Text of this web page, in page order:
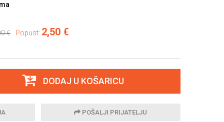
€ Popust: 2,50 €
DODAJ U KOŠARICU
POŠALJI PRIJATELJU